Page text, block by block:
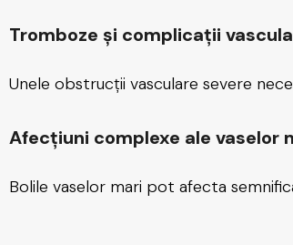
Tromboze și complicații
Unele obstrucții vasculare severe
Afecțiuni complexe ale vaselor
Bolile vaselor mari pot afecta